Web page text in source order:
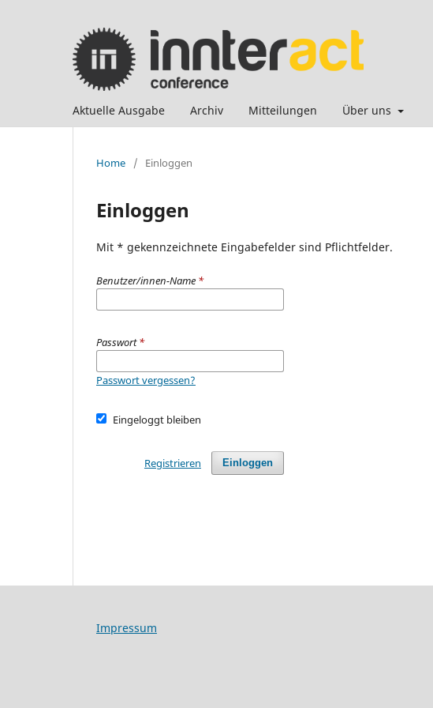
Aktuelle Ausgabe Archiv Mitteilungen Über uns
Home / Einloggen
Einloggen
Mit * gekennzeichnete Eingabefelder sind Pflichtfelder.
Benutzer/innen-Name *
Passwort*
Passwort vergessen?
Eingeloggt bleiben
Einloggen
Registrieren
Impressum